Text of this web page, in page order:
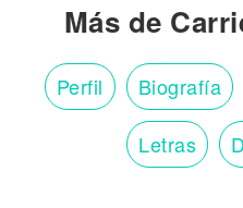
Más de
Perfil Biografía
Letras